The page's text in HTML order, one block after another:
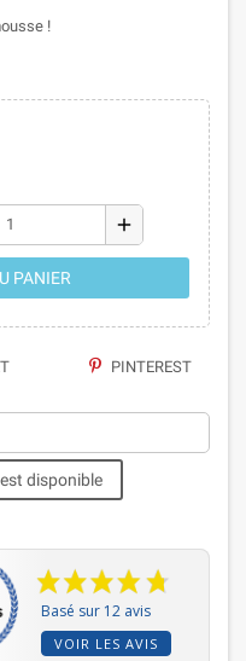
!
add
PANIER
PINTEREST
disponible
Basé sur 12 avis
VOIR LES AVIS